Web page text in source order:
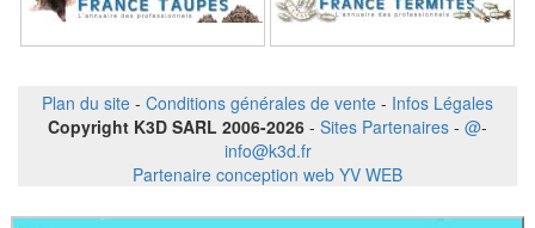
Plan du site - Conditions générales de vente - Infos Légales
Copyright K3D SARL 2006-2026 - Sites Partenaires - @-
info@k3d.fr
Partenaire conception web YV WEB